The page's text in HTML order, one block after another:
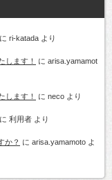
に ri-katada より
します！ に arisa.yamamot
します！ に neco より
に 利用者 より
か？ に arisa.yamamoto よ